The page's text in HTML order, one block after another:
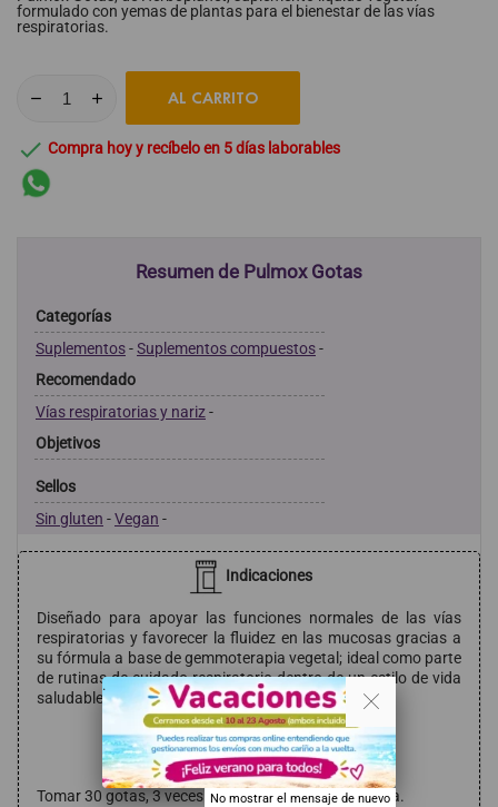
formulado con yemas de plantas para el bienestar de las vías
respiratorias.
AL CARRITO
 Compra hoy y recíbelo en 5 días laborables
Resumen de Pulmox Gotas
Categorías
Suplementos-Suplementos compuestos-
Recomendado
Vías respiratorias y nariz-
Objetivos
Sellos
Sin gluten -Vegan -
Indicaciones
Diseñado para apoyar las funciones normales de las vías
respiratorias y favorecer la fluidez en las mucosas gracias a
su fórmula a base de gemmoterapia vegetal; ideal como parte
de rutinas de cuidado respiratorio dentro de un estilo de vida
saludable.
Modo de empleo
Tomar 30 gotas, 3 veces al día, diluidas en poca agua.
. .
No mostrar el mensaje de nuevo